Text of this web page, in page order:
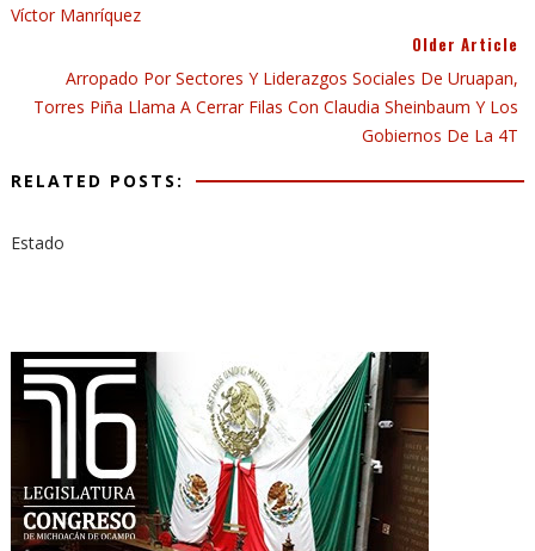
Víctor Manríquez
Older Article
Arropado Por Sectores Y Liderazgos Sociales De Uruapan,
Torres Piña Llama A Cerrar Filas Con Claudia Sheinbaum Y Los
Gobiernos De La 4T
RELATED POSTS:
Estado